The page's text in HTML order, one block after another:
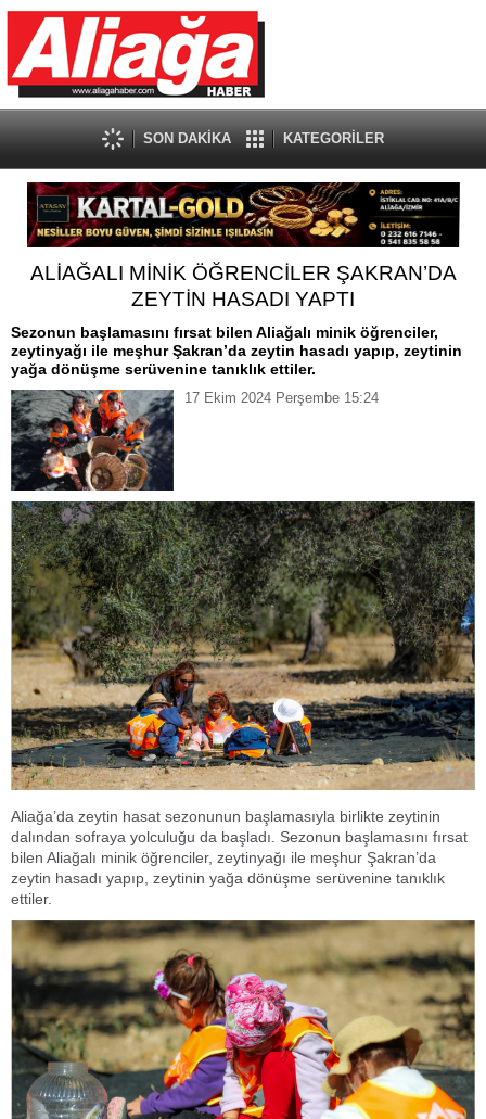
SON DAKİKA KATEGORİLER
ALİAĞALI MİNİK ÖĞRENCİLER ŞAKRAN’DA
ZEYTİN HASADI YAPTI
Sezonun başlamasını fırsat bilen Aliağalı minik öğrenciler,
zeytinyağı ile meşhur Şakran’da zeytin hasadı yapıp, zeytinin
yağa dönüşme serüvenine tanıklık ettiler.
17 Ekim 2024 Perşembe 15:24
Aliağa’da zeytin hasat sezonunun başlamasıyla birlikte zeytinin
dalından sofraya yolculuğu da başladı. Sezonun başlamasını fırsat
bilen Aliağalı minik öğrenciler, zeytinyağı ile meşhur Şakran’da
zeytin hasadı yapıp, zeytinin yağa dönüşme serüvenine tanıklık
ettiler.